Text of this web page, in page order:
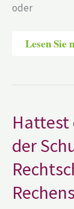
oder
Lesen Sie
Hattest
der
Hattest
du
Probleme
in
der
Schule
mit
einer